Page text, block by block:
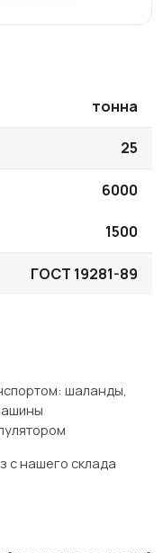
тонна
25
6000
1500
ГОСТ 19281-89
шаланды,
с нашего склада